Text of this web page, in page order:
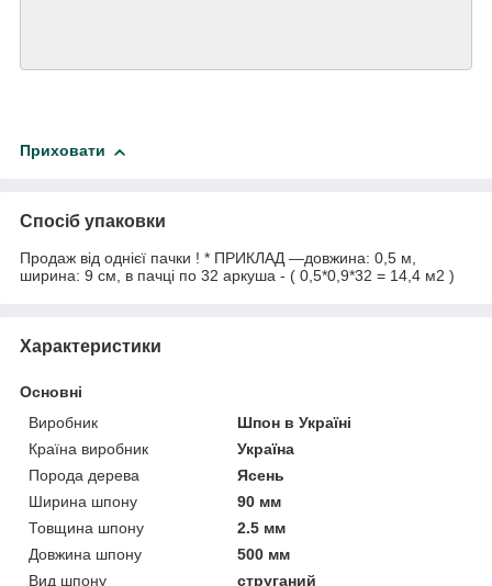
Приховати
Спосіб упаковки
Продаж від однієї пачки ! * ПРИКЛАД —довжина: 0,5 м,
ширина: 9 см, в пачці по 32 аркуша - ( 0,5*0,9*32 = 14,4 м2 )
Характеристики
Основні
Виробник
Шпон в Україні
Країна виробник
Україна
Порода дерева
Ясень
Ширина шпону
90 мм
Товщина шпону
2.5 мм
Довжина шпону
500 мм
Вид шпону
струганий